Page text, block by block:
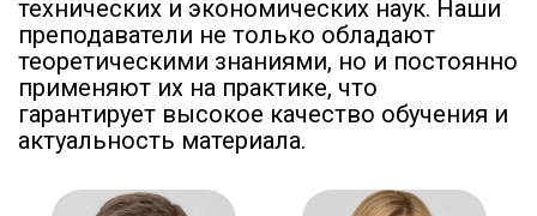
технических и экономических наук. Наши
преподаватели не только обладают
теоретическими знаниями, но и постоянно
применяют их на практике, что
гарантирует высокое качество обучения и
актуальность материала.